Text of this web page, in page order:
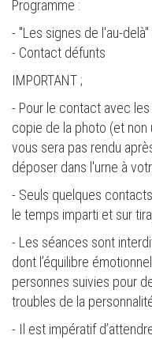
Programme :
- "Les signes de l'au-
- Contact défunts
IMPORTANT ;
- Pour le contact avec
copie de la photo (et non
vous sera pas rendu
déposer dans l'urne à
- Seuls quelques
le temps imparti et sur
- Les séances sont
dont l’équilibre
personnes suivies pour
troubles de la
- Il est impératif